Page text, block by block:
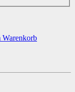
Warenkorb